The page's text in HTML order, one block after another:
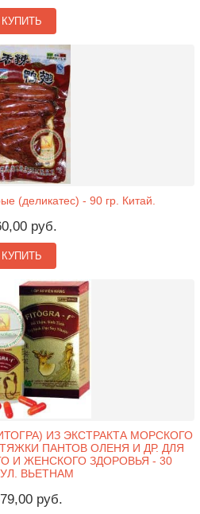
КУПИТЬ
(деликатес) - 90 гр. Китай.
руб.
КУПИТЬ
ИЗ ЭКСТРАКТА МОРСКОГО
ПАНТОВ ОЛЕНЯ И ДР. ДЛЯ
И ЖЕНСКОГО ЗДОРОВЬЯ - 30
ВЬЕТНАМ
руб.